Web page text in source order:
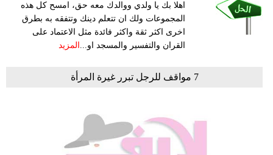
اهلا بك يا ولدي ووالدك معه حق، امسح كل هذه
المجموعات ولك ان تتعلم دينك وتتفقه به بطرق
اخرى اكثر ثقة واكثر فائدة مثل الاعتماد على
القران والتفسير والمسجد او... المزيد
7 مواقف للرجل تبرر غيرة المرأة